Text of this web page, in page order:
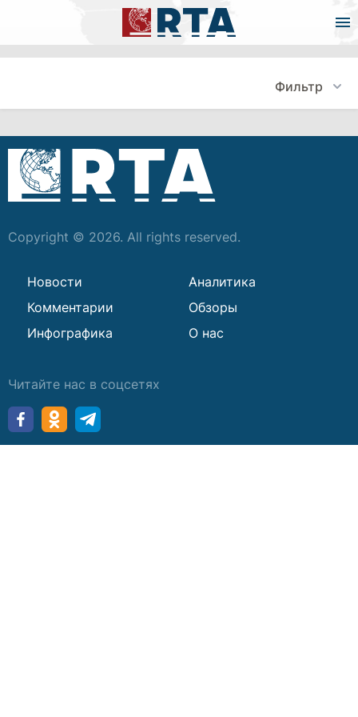
Фильтр
Copyright © 2026. All rights reserved.
Новости
Аналитика
Комментарии
Обзоры
Инфографика
О нас
Читайте нас в соцсетях